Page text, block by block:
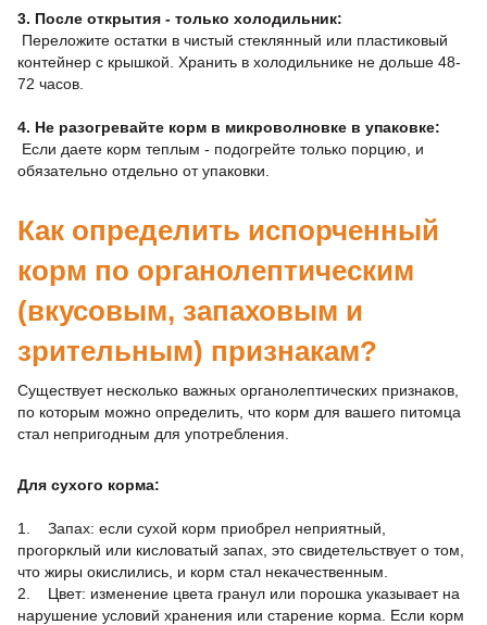
3. После открытия - только холодильник:
Переложите остатки в чистый стеклянный или пластиковый
контейнер с крышкой. Хранить в холодильнике не дольше 48-
72 часов.
4. Не разогревайте корм в микроволновке в упаковке:
Если даете корм теплым - подогрейте только порцию, и
обязательно отдельно от упаковки.
Как определить испорченный
корм по органолептическим
(вкусовым, запаховым и
зрительным) признакам?
Существует несколько важных органолептических признаков,
по которым можно определить, что корм для вашего питомца
стал непригодным для употребления.
Для сухого корма:
1. Запах: если сухой корм приобрел неприятный,
прогорклый или кисловатый запах, это свидетельствует о том,
что жиры окислились, и корм стал некачественным.
2. Цвет: изменение цвета гранул или порошка указывает на
нарушение условий хранения или старение корма. Если корм